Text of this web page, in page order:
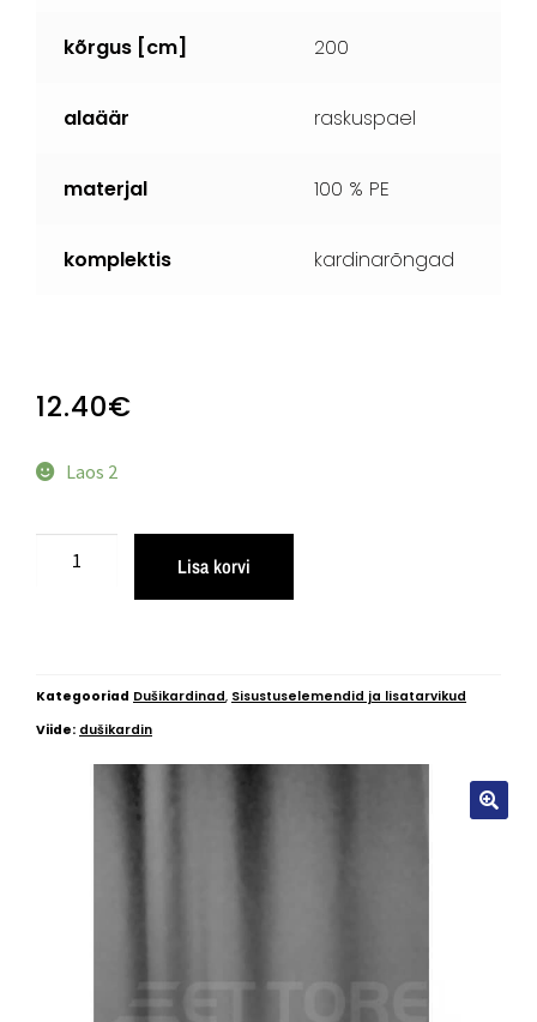
kõrgus [cm] 200
alaäär raskuspael
materjal 100 % PE
komplektis kardinarõngad
12.40€
Laos 2
Lisa korvi
Kategooriad Dušikardinad, Sisustuselemendid ja lisatarvikud
Viide: dušikardin